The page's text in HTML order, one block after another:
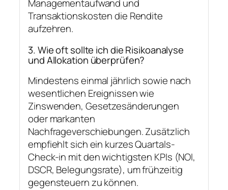
Managementaufwand und
Transaktionskosten die Rendite
aufzehren.
3. Wie oft sollte ich die Risikoanalyse
und Allokation überprüfen?
Mindestens einmal jährlich sowie nach
wesentlichen Ereignissen wie
Zinswenden, Gesetzesänderungen
oder markanten
Nachfrageverschiebungen. Zusätzlich
empfiehlt sich ein kurzes Quartals-
Check-in mit den wichtigsten KPIs (NOI,
DSCR, Belegungsrate), um frühzeitig
gegensteuern zu können.